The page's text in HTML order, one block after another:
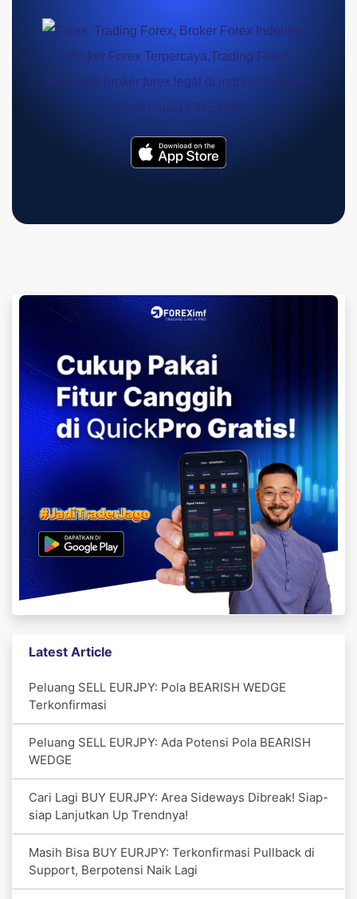
Latest Article
Peluang SELL EURJPY: Pola BEARISH WEDGE
Terkonfirmasi
Peluang SELL EURJPY: Ada Potensi Pola BEARISH
WEDGE
Cari Lagi BUY EURJPY: Area Sideways Dibreak! Siap-
siap Lanjutkan Up Trendnya!
Masih Bisa BUY EURJPY: Terkonfirmasi Pullback di
Support, Berpotensi Naik Lagi